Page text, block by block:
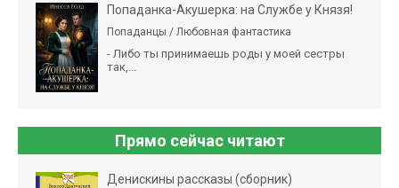
Попаданка-Акушерка: на Службе у Князя!
Попаданцы / Любовная фантастика
- Либо ты принимаешь роды у моей сестры
так,...
Прямо сейчас читают
Денискины рассказы (сборник)